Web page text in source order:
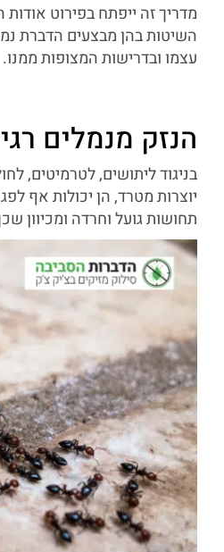
מדריך זה ייפתח בפירוט
השיטות בהן מבצעים הדברת
עצמו ובדרישות המצופות ממנו.
הנזק מנמלים
בניגוד ליתושים, לטרמיטים,
יוצרות מטרד, הן יכולות אף
תחושות גועל וחרדה ומכיוון